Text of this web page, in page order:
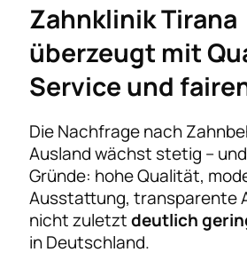
Zahnklinik Tirana
überzeugt mit
Service und
Die Nachfrage nach
Ausland wächst stetig –
Gründe: hohe Qualität,
Ausstattung, transparente
nicht zuletztdeutlich
in Deutschland.